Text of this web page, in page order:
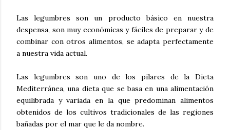
Las legumbres son un producto básico en nuestra
despensa, son muy económicas y fáciles de preparar y de
combinar con otros alimentos, se adapta perfectamente
a nuestra vida actual.
Las legumbres son uno de los pilares de la Dieta
Mediterránea, una dieta que se basa en una alimentación
equilibrada y variada en la que predominan alimentos
obtenidos de los cultivos tradicionales de las regiones
bañadas por el mar que le da nombre.